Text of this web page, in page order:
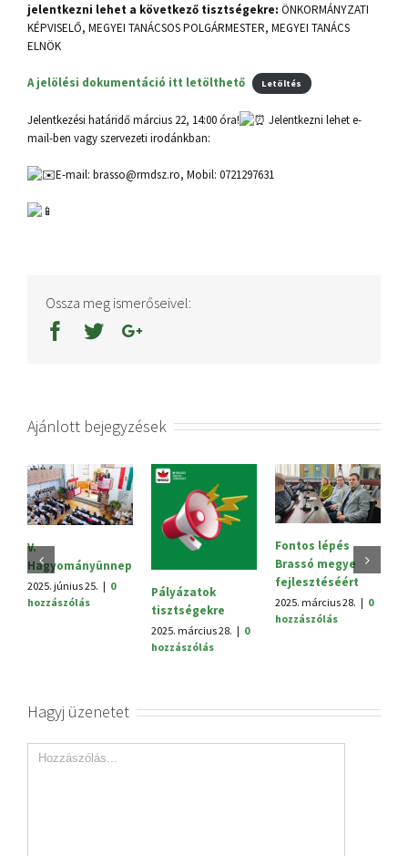
jelentkezni lehet a következő tisztségekre: ÖNKORMÁNYZATI
KÉPVISELŐ, MEGYEI TANÁCSOS POLGÁRMESTER, MEGYEI TANÁCS
ELNÖK
A jelölési dokumentáció itt letölthető Letöltés
Jelentkezési határidő március 22, 14:00 óra!
Jelentkezni lehet e-
mail-ben vagy szervezeti irodánkban:
E-mail: brasso@rmdsz.ro, Mobil: 0721297631
Ossza meg ismerőseivel:
Ajánlott bejegyzések
V.
Hagyományünnep
2025. június 25. | 0
hozzászólás
Pályázatok
tisztségekre
2025. március 28. | 0
hozzászólás
Fontos lépés
Brassó megye
fejlesztéséért
2025. március 28. | 0
hozzászólás
Hagyj üzenetet